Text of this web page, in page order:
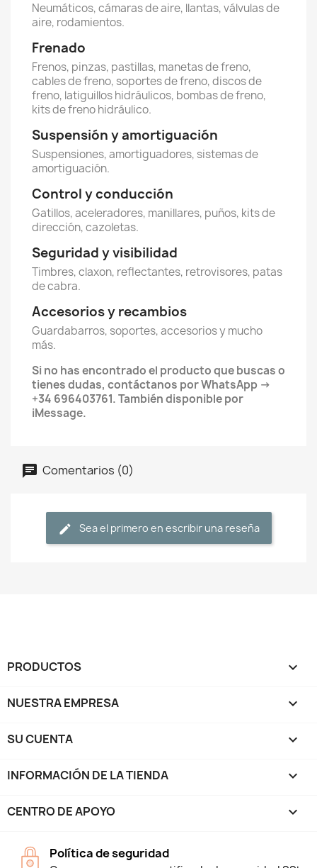
Neumáticos, cámaras de aire, llantas, válvulas de
aire, rodamientos.
Frenado
Frenos, pinzas, pastillas, manetas de freno,
cables de freno, soportes de freno, discos de
freno, latiguillos hidráulicos, bombas de freno,
kits de freno hidráulico.
Suspensión y amortiguación
Suspensiones, amortiguadores, sistemas de
amortiguación.
Control y conducción
Gatillos, aceleradores, manillares, puños, kits de
dirección, cazoletas.
Seguridad y visibilidad
Timbres, claxon, reflectantes, retrovisores, patas
de cabra.
Accesorios y recambios
Guardabarros, soportes, accesorios y mucho
más.
Si no has encontrado el producto que buscas o
tienes dudas, contáctanos por WhatsApp ->
+34 696403761. También disponible por
iMessage.
Comentarios (0)
Sea el primero en escribir una reseña
PRODUCTOS 
NUESTRA EMPRESA 
SU CUENTA 
INFORMACIÓN DE LA TIENDA keyboard_arrow_down
CENTRO DE APOYO 
Política de seguridad